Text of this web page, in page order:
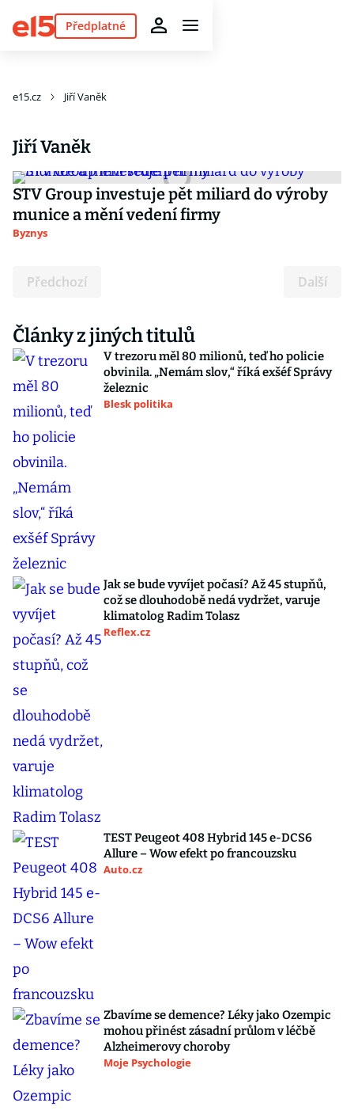
Předplatné
e15.cz Jiří Vaněk
Jiří Vaněk
STV Group investuje pět miliard do výroby
munice a mění vedení firmy
Byznys
Předchozí Další
Články z jiných titulů
V trezoru měl 80 milionů, teď ho policie
obvinila. „Nemám slov,“ říká exšéf Správy
železnic
Blesk politika
Jak se bude vyvíjet počasí? Až 45 stupňů,
což se dlouhodobě nedá vydržet, varuje
klimatolog Radim Tolasz
Reflex.cz
TEST Peugeot 408 Hybrid 145 e-DCS6
Allure – Wow efekt po francouzsku
Auto.cz
Zbavíme se demence? Léky jako Ozempic
mohou přinést zásadní průlom v léčbě
Alzheimerovy choroby
Moje Psychologie